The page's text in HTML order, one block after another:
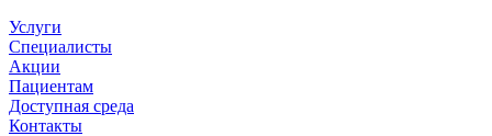
Услуги
Специалисты
Акции
Пациентам
Доступная среда
Контакты